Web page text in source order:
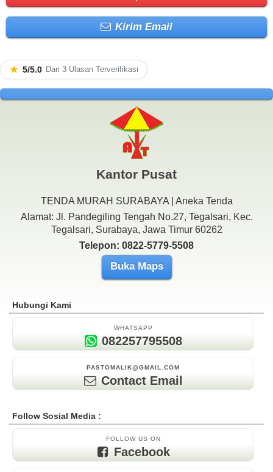
Kirim Email
★ 5/5.0 Dari 3 Ulasan Terverifikasi
Kantor Pusat
TENDA MURAH SURABAYA | Aneka Tenda
Alamat: Jl. Pandegiling Tengah No.27, Tegalsari, Kec.
Tegalsari, Surabaya, Jawa Timur 60262
Telepon: 0822-5779-5508
Buka Maps
Hubungi Kami
WHATSAPP
082257795508
PASTOMALIK@GMAIL.COM
Contact Email
Follow Sosial Media :
FOLLOW US ON
Facebook